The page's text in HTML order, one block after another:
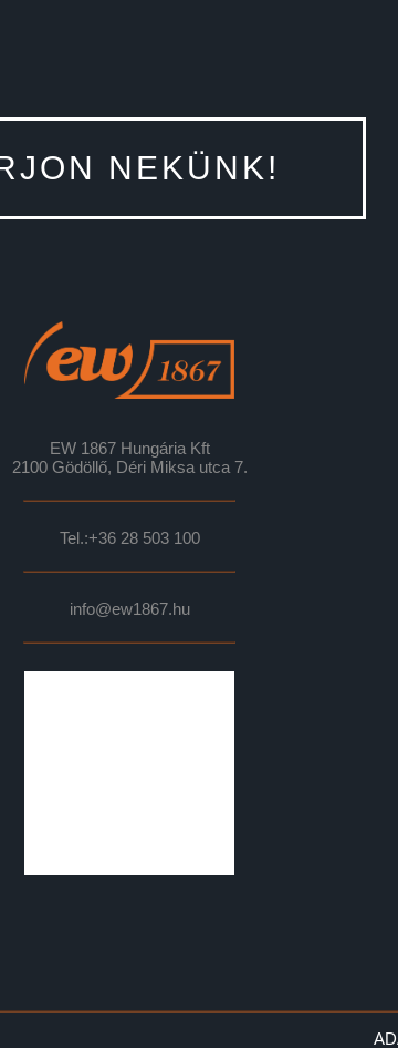
NEKÜNK!
EW 1867 Hungária Kft
2100 Gödöllő, Déri Miksa utca 7.
Tel.:+36 28 503 100
info@ew1867.hu